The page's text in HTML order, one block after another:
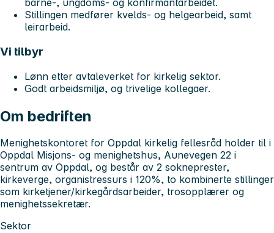
barne-, ungdoms- og konfirmantarbeidet.
Stillingen medfører kvelds- og helgearbeid, samt
leirarbeid.
Vi tilbyr
Lønn etter avtaleverket for kirkelig sektor.
Godt arbeidsmiljø, og trivelige kollegaer.
Om bedriften
Menighetskontoret for Oppdal kirkelig fellesråd holder til i
Oppdal Misjons- og menighetshus, Aunevegen 22 i
sentrum av Oppdal, og består av 2 sokneprester,
kirkeverge, organistressurs i 120%, to kombinerte stillinger
som kirketjener/kirkegårdsarbeider, trosopplærer og
menighetssekretær.
Sektor